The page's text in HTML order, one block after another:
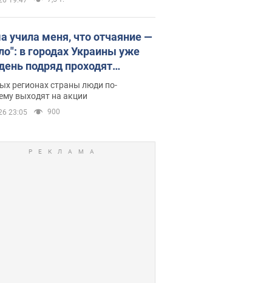
учила меня, что отчаяние —
в городах Украины уже
подряд проходят
митинги за
Федорова. Фото и
регионах страны люди по-
выходят на акции
23:05 900